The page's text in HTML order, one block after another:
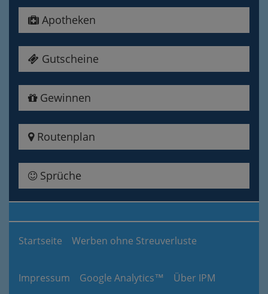
Apotheken
Gutscheine
Gewinnen
Routenplan
Sprüche
Startseite Werben ohne Streuverluste
Impressum Google Analytics™ Über IPM